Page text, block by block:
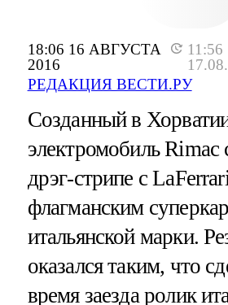
18:06 16 АВГУСТА
2016
11:56
РЕДАКЦИЯ ВЕСТИ.РУ
Созданный в
электромобиль Rimac
дрэг-стрипе с
флагманским
итальянской марки.
оказался таким, что
время заезда ролик